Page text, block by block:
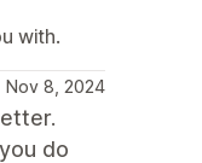
with.
Nov 8, 2024
do